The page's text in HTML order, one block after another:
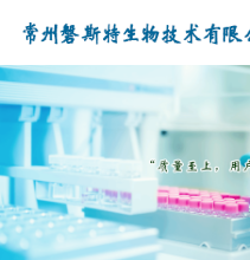
公司首页
公司介绍